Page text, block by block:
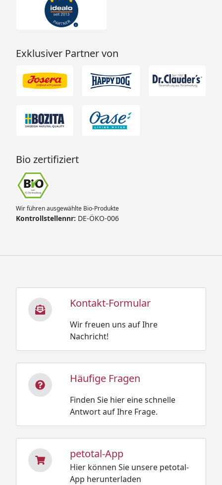
Exklusiver Partner von
Bio zertifiziert
Wir führen ausgewählte Bio-Produkte
Kontrollstellennr: DE-ÖKO-006
Kontakt-Formular
Wir freuen uns auf Ihre
Nachricht!
Häufige Fragen
Finden Sie hier eine schnelle
Antwort auf Ihre Frage.
petotal-App
Hier können Sie unsere petotal-
App herunterladen